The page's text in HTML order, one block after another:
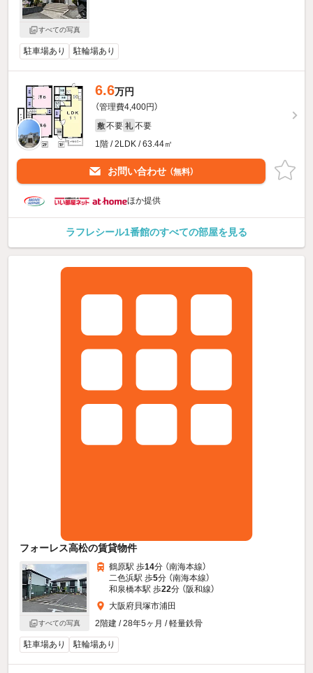
すべての写真
駐車場あり 駐輪場あり
6.6万円
（管理費4,400円）
敷 不要 礼 不要
1階 / 2LDK / 63.44㎡
お問い合わせ （無料）
ほか提供
ラフレシール1番館のすべての部屋を見る
フォーレス高松の賃貸物件
すべての写真
鶴原駅 歩14分 （南海本線）
二色浜駅 歩5分 （南海本線）
和泉橋本駅 歩22分 （阪和線）
大阪府貝塚市浦田
2階建 / 28年5ヶ月 / 軽量鉄骨
駐車場あり 駐輪場あり